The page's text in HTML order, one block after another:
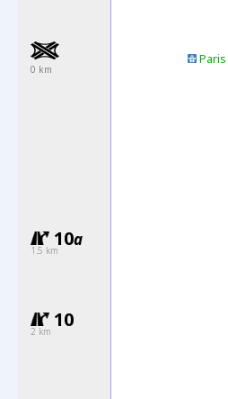
0 km
Paris
10a
1.5 km
10
2 km